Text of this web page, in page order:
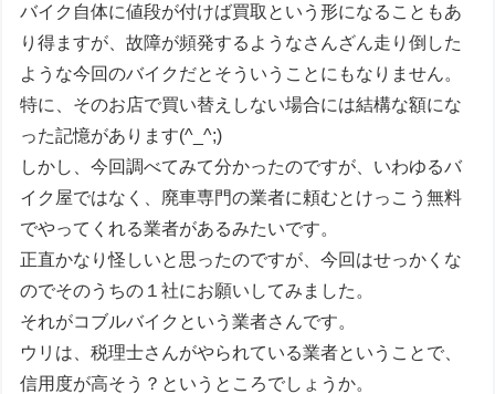
バイク自体に値段が付けば買取という形になることもあ
り得ますが、故障が頻発するようなさんざん走り倒した
ような今回のバイクだとそういうことにもなりません。
特に、そのお店で買い替えしない場合には結構な額にな
った記憶があります(^_^;)
しかし、今回調べてみて分かったのですが、いわゆるバ
イク屋ではなく、廃車専門の業者に頼むとけっこう無料
でやってくれる業者があるみたいです。
正直かなり怪しいと思ったのですが、今回はせっかくな
のでそのうちの１社にお願いしてみました。
それがコブルバイクという業者さんです。
ウリは、税理士さんがやられている業者ということで、
信用度が高そう？というところでしょうか。